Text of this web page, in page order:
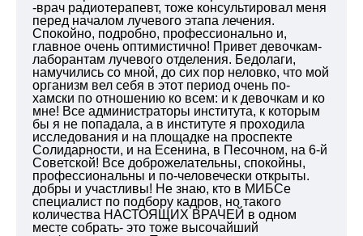
-врач радиотерапевт, тоже консультировал меня
перед началом лучевого этапа лечения.
Спокойно, подробно, профессионально и,
главное очень оптимистично! Привет девочкам-
лаборантам лучевого отделения. Бедолаги,
намучились со мной, до сих пор неловко, что мой
организм вел себя в этот период очень по-
хамски по отношению ко всем: и к девочкам и ко
мне! Все администраторы института, к которым
бы я не попадала, а в институте я проходила
исследования и на площадке на проспекте
Солидарности, и на Есенина, в Песочном, на 6-й
Советской! Все доброжелательны, спокойны,
профессиональны и по-человечески открыты.
добры и участливы! Не знаю, кто в МИБСе
специалист по подбору кадров, но такого
количества НАСТОЯЩИХ ВРАЧЕЙ в одном
месте собрать- это тоже высочайший